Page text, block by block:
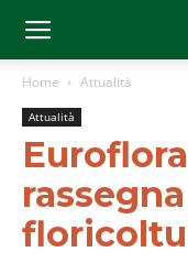
Home Attualità
Attualità